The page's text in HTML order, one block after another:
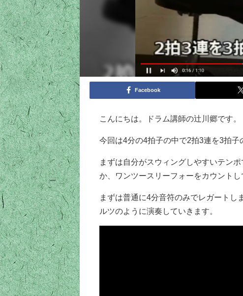
Facebook
こんにちは。ドラム講師の辻川郷です。
今回は4分の4拍子の中で2拍3連を3拍子
まずは自分がスウィングしやすいテン
か、ワンツースリーフォーをカウント
まずは普通に4分音符のみでレガートし
ルツのように演奏していきます。